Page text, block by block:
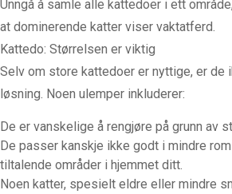
Unngå å samle alle kattedoer i ett
at dominerende katter viser vaktatferd.
Kattedo: Størrelsen er viktig
Selv om store kattedoer er nyttige, er de
løsning. Noen ulemper inkluderer:
De er vanskelige å rengjøre på grunn av
De passer kanskje ikke godt i mindre
tiltalende områder i hjemmet ditt.
Noen katter, spesielt eldre eller mindre